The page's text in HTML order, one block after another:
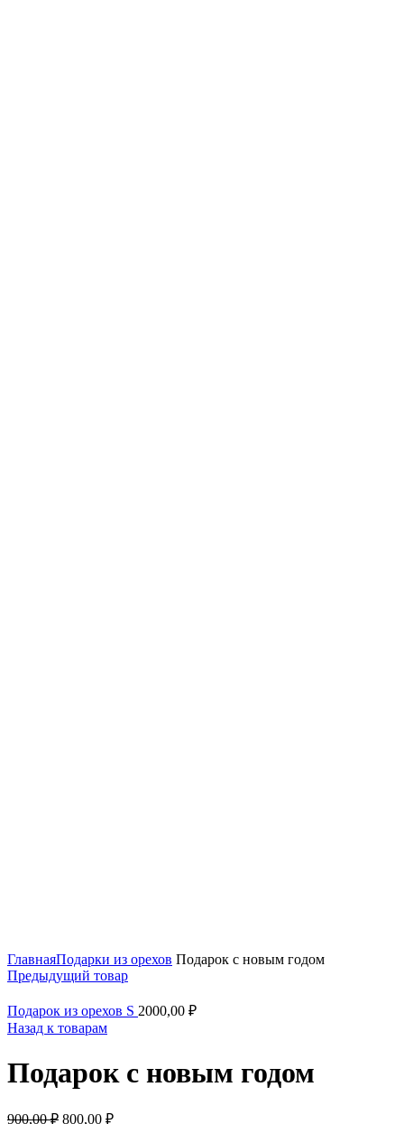
ГлавнаяПодарки из орехов Подарок с новым годом
Предыдущий товар
Подарок из орехов S 2000,00 ₽
Назад к товарам
Подарок с новым годом
900,00₽ 800,00 ₽